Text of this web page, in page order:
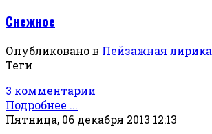
Снежное
Опубликовано в Пейзажная лирика
Теги
3 комментарии
Подробнее ...
Пятница, 06 декабря 2013 12:13